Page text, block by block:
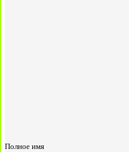
Полное имя